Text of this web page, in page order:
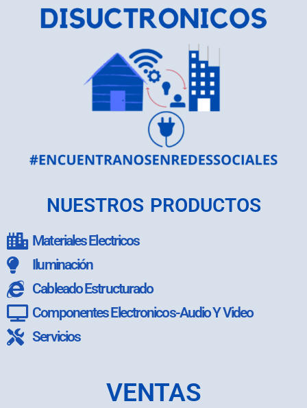
NUESTROS PRODUCTOS
Materiales Electricos
Iluminación
Cableado Estructurado
Componentes Electronicos-Audio Y Video
Servicios
VENTAS